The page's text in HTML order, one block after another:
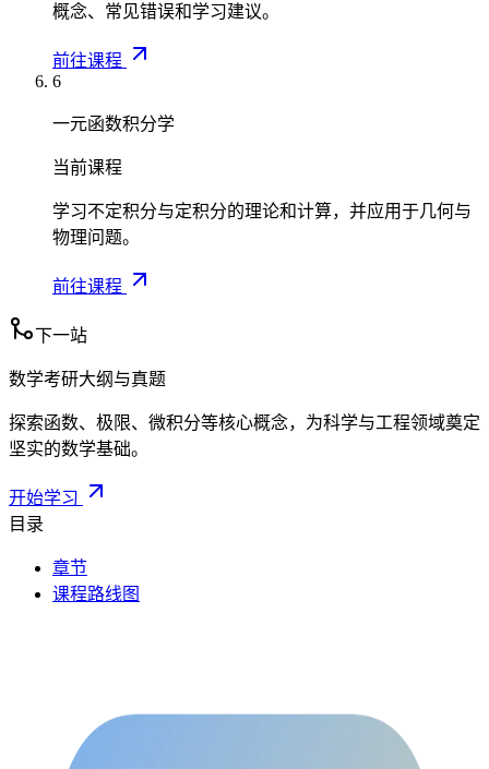
概念、常见错误和学习建议。
前往课程
6
一元函数积分学
当前课程
学习不定积分与定积分的理论和计算，并应用于几何与
物理问题。
前往课程
下一站
数学考研大纲与真题
探索函数、极限、微积分等核心概念，为科学与工程领域奠定
坚实的数学基础。
开始学习
目录
章节
课程路线图